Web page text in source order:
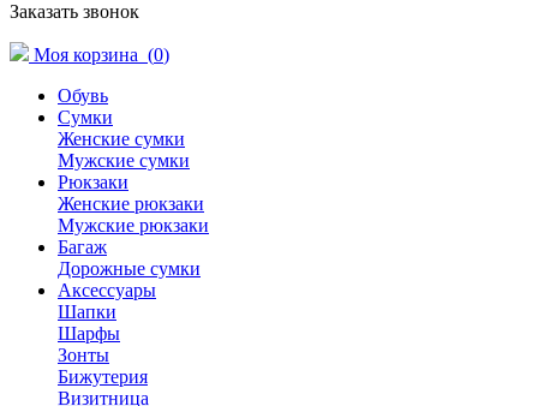
Заказать звонок
Моя корзина (0)
Обувь
Сумки
Женские сумки
Мужские сумки
Рюкзаки
Женские рюкзаки
Мужские рюкзаки
Багаж
Дорожные сумки
Аксессуары
Шапки
Шарфы
Зонты
Бижутерия
Визитница